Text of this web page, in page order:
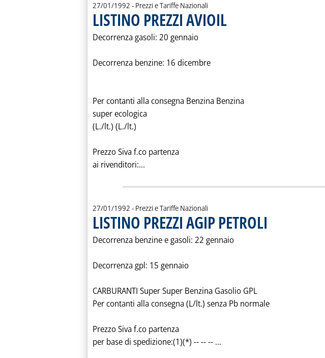
27/01/1992 - Prezzi e Tariffe Nazionali
LISTINO PREZZI AVIOIL
Decorrenza gasoli: 20 gennaio
Decorrenza benzine: 16 dicembre
Per contanti alla consegna Benzina Benzina
super ecologica
(L./lt.) (L./lt.)
Prezzo Siva f.co partenza
ai rivenditori:...
27/01/1992 - Prezzi e Tariffe Nazionali
LISTINO PREZZI AGIP PETROLI
Decorrenza benzine e gasoli: 22 gennaio
Decorrenza gpl: 15 gennaio
CARBURANTI Super Super Benzina Gasolio GPL
Per contanti alla consegna (L/lt.) senza Pb normale
Prezzo Siva f.co partenza
per base di spedizione:(1)(*) -- -- -- ...